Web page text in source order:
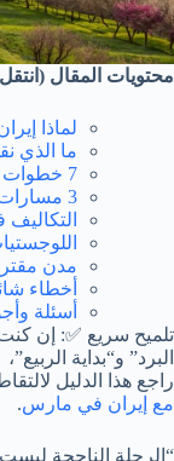
محتويات المقال
لماذا
ما الذي
7 خطوات الحجز الشفاف
3 مسارات جاهزة لأبريل (حسب الأيام)
مدن
أخطاء
أسئلة
تلميح سريع ✅: إن كنت
البرد” و“بداية الربيع”،
راجع هذا الدليل
مع إيران في مارس.
“الرحلة الناجحة